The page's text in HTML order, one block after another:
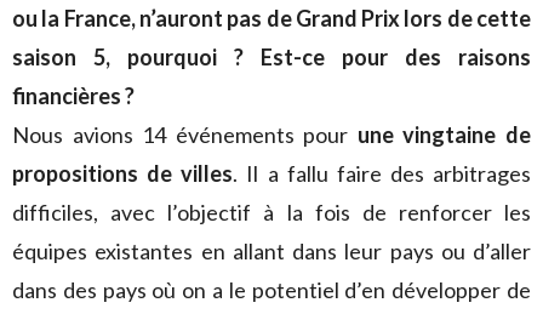
ou la France, n’auront pas de Grand Prix lors de cette
saison 5, pourquoi ? Est-ce pour des raisons
financières ?
Nous avions 14 événements pour une vingtaine de
propositions de villes. Il a fallu faire des arbitrages
difficiles, avec l’objectif à la fois de renforcer les
équipes existantes en allant dans leur pays ou d’aller
dans des pays où on a le potentiel d’en développer de